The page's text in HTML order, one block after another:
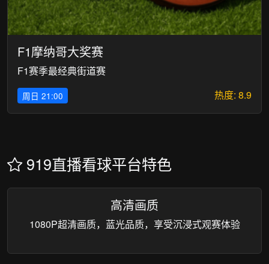
F1摩纳哥大奖赛
F1赛季最经典街道赛
周日 21:00 热度: 8.9
919直播看球平台特色
高清画质
1080P超清画质，蓝光品质，享受沉浸式观赛体验